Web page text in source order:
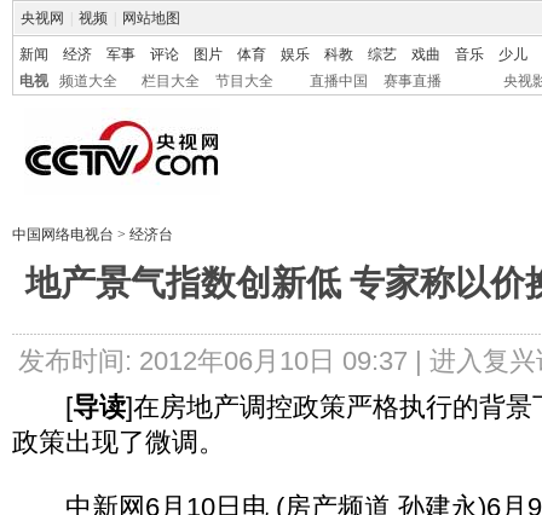
央视网 视频 网站地图
新闻 经济 军事 评论 图片 体育 娱乐 科教 综艺 戏曲 音乐
少儿
电视
频道大全 栏目大全 节目大全 直播中国 赛事直播 央视
中国网络电视台 > 经济台
地产景气指数创新低 专家称以价
发布时间: 2012年06月10日 09:37 | 进入复兴
[导读]在房地产调控政策严格执行的背
政策出现了微调。
中新网6月10日电 (房产频道 孙建永)6月9